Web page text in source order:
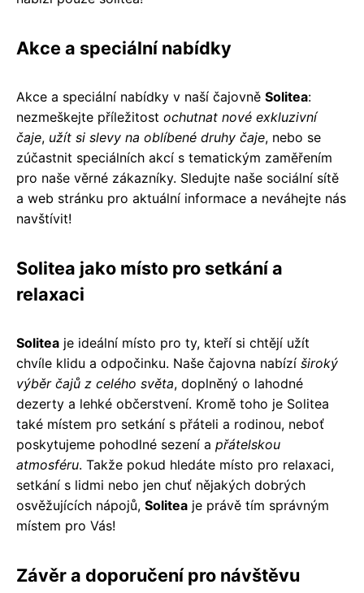
Akce a speciální nabídky
Akce a speciální nabídky v naší čajovně Solitea:
nezmeškejte příležitost ochutnat nové exkluzivní
čaje, užít si slevy na oblíbené druhy čaje, nebo se
zúčastnit speciálních akcí s tematickým zaměřením
pro naše věrné zákazníky. Sledujte naše sociální sítě
a web stránku pro aktuální informace a neváhejte nás
navštívit!
Solitea jako místo pro setkání a
relaxaci
Solitea je ideální místo pro ty, kteří si chtějí užít
chvíle klidu a odpočinku. Naše čajovna nabízí široký
výběr čajů z celého světa, doplněný o lahodné
dezerty a lehké občerstvení. Kromě toho je Solitea
také místem pro setkání s přáteli a rodinou, neboť
poskytujeme pohodlné sezení a přátelskou
atmosféru. Takže pokud hledáte místo pro relaxaci,
setkání s lidmi nebo jen chuť nějakých dobrých
osvěžujících nápojů, Solitea je právě tím správným
místem pro Vás!
Závěr a doporučení pro návštěvu